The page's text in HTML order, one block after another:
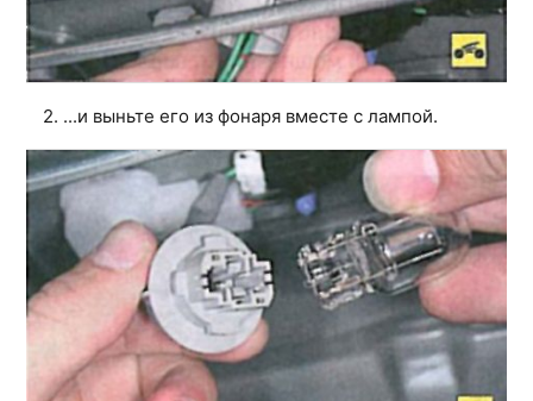
2. ...и выньте его из фонаря вместе с лампой.